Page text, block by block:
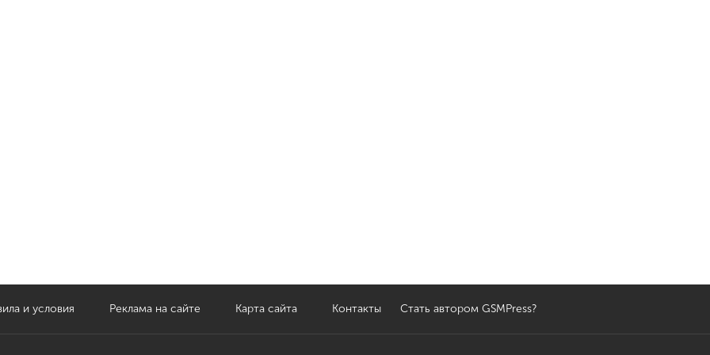
и условия Реклама на сайте Карта сайта Контакты Стать автором GSMPress?